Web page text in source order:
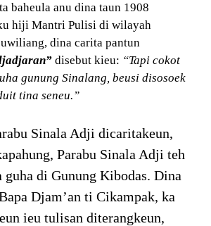
baheula anu dina taun 1908
hiji Mantri Pulisi di wilayah
dina carita pantun
disebut kieu: “Tapi cokot
gunung Sinalang, beusi disosoek
tina seneu.”
Sinala Adji dicaritakeun,
Parabu Sinala Adji teh
guha di Gunung Kibodas. Dina
Djam’an ti Cikampak, ka
ieu tulisan diterangkeun,